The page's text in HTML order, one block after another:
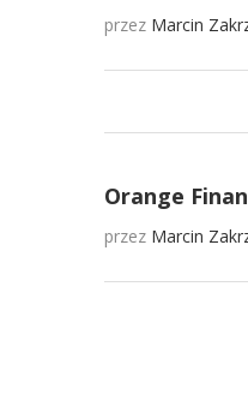
przez Marcin
Orange
przez Marcin